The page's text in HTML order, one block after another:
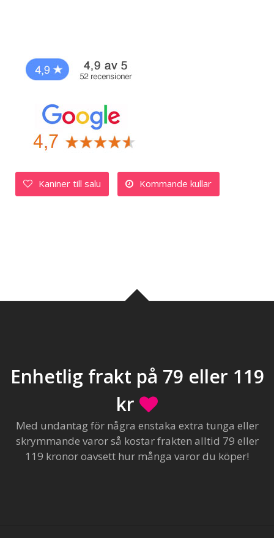
Kaniner till salu Kommande kullar
Enhetlig frakt på 79 eller 119
kr
Med undantag för några enstaka extra tunga eller
skrymmande varor så kostar frakten alltid 79 eller
119 kronor oavsett hur många varor du köper!